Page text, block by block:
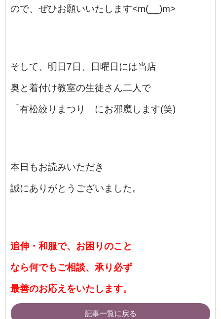
ので、ぜひお願いいたします<m(__)m>
そして、明日7日、日曜日には当店
奥と着付け教室の生徒さん二人で
「有松絞りまつり」にお邪魔します(笑)
本日もお読みいただき
誠にありがとうございました。
追伸・和服で、お困りのこと
なら何でもご相談、承り必ず
最善のお応えをいたします。
記事一覧に戻る